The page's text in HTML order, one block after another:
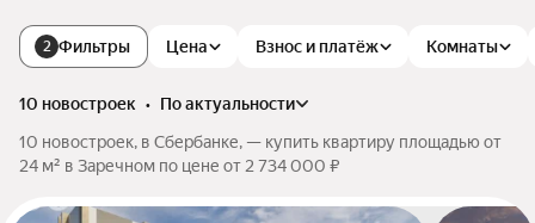
2 Фильтры Цена Взнос и платёж Комнаты
10 новостроек •
по актуальности
10 новостроек, в Сбербанке, — купить квартиру площадью от
24 м² в Заречном по цене от 2 734 000 ₽